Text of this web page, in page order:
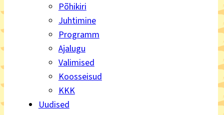
Põhikiri
Juhtimine
Programm
Ajalugu
Valimised
Koosseisud
KKK
Uudised